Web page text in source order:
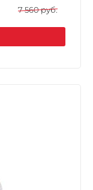
7 560 руб.